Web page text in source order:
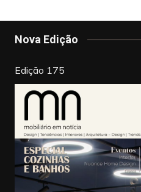
o
o
k
n
Nova Edição
Edição 175